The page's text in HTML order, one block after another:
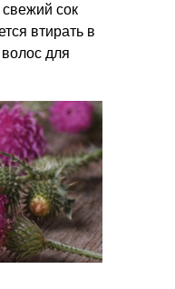
сок
втирать в
для